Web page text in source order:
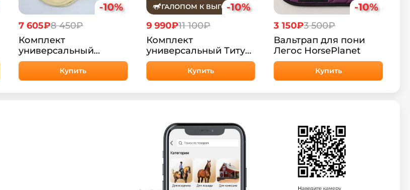
-10%
7 605₽8 450₽
Комплект
универсальный
Алонзо HorsePlanet
Купить
ГАЛОПОМ К ВЫГОДЕ-10%
9 990₽11 100₽
Комплект
универсальный Титус
HorsePlanet
Купить
-10%
3 150₽3 500₽
Вальтрап для пони
Легос HorsePlanet
Купить